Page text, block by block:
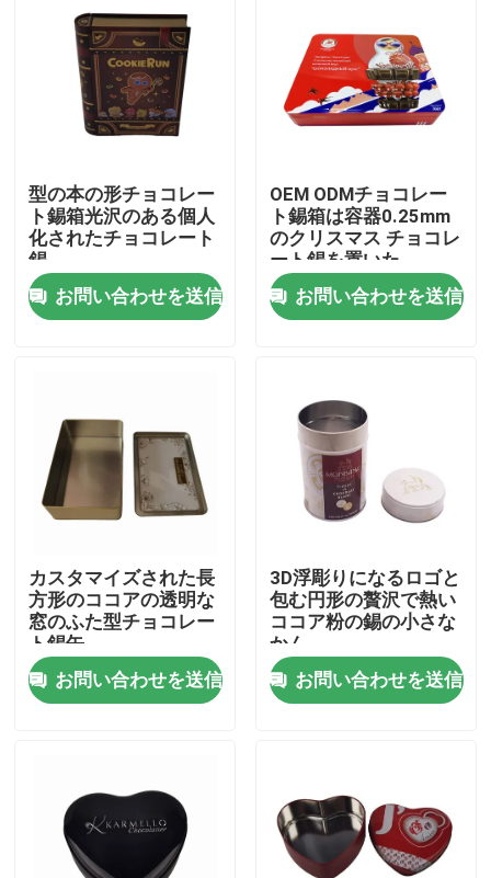
家へ
製品
わたしたち に つい て
工場 ツアー
品質管理
連絡 ください
ビスケットの缶
キャンデーの缶
型の本の形チョコレー
ト錫箱光沢のある個人
化されたチョコレート
錫
お問い合わせを送信
OEM ODMチョコレー
ト錫箱は容器0.25mm
のクリスマス チョコレ
ート錫を置いた
お問い合わせを送信
カスタマイズされた長
方形のココアの透明な
窓のふた型チョコレー
ト錫缶
お問い合わせを送信
3D浮彫りになるロゴと
包む円形の贅沢で熱い
ココア粉の錫の小さな
かん
お問い合わせを送信